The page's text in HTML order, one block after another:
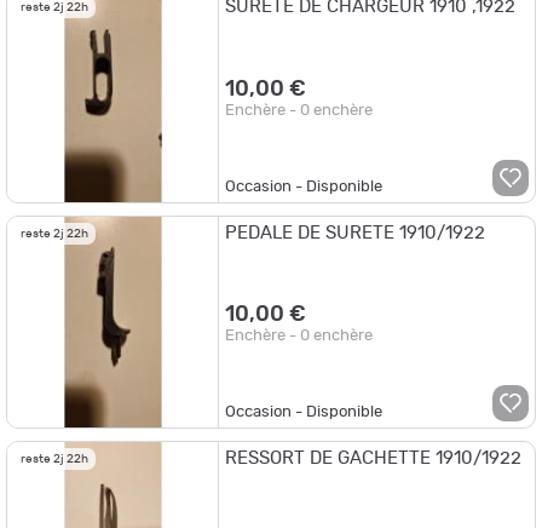
reste 2j 22h SURETE DE CHARGEUR 1910 ,1922
10,00 €
Enchère - 0 enchère
Occasion - Disponible
reste 2j 22h PEDALE DE SURETE 1910/1922
10,00 €
Enchère - 0 enchère
Occasion - Disponible
reste 2j 22h RESSORT DE GACHETTE 1910/1922